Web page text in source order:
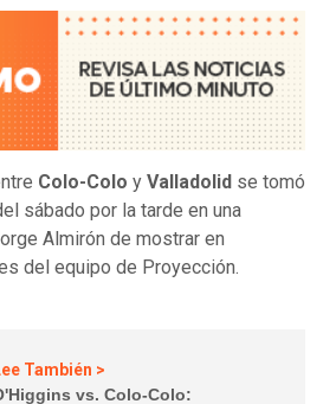
Colo-Colo y Valladolid se tomó
sábado por la tarde en una
Almirón de mostrar en
del equipo de Proyección.
También >
vs. Colo-Colo: